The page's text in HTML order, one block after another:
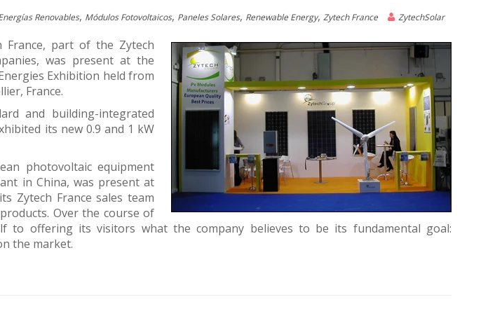
Renovables, Módulos Fotovoltaicos, Paneles Solares, Renewable Energy, Zytech France ZytechSolar
France, part of the Zytech
was present at the
Exhibition held from
France.
and building-integrated
its new 0.9 and 1 kW
photovoltaic equipment
in China, was present at
Zytech France sales team
Over the course of
to offering its visitors what the company believes to be its fundamental goal:
the market.